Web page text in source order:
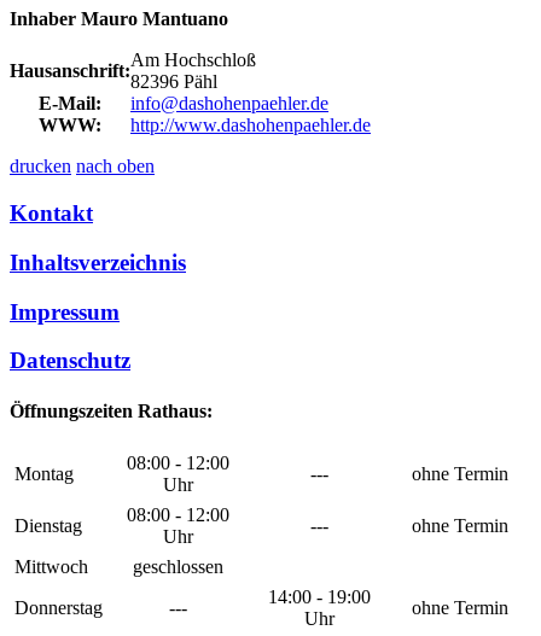
Inhaber Mauro Mantuano
Hausanschrift:
Am Hochschloß
82396 Pähl
E-Mail:
info@dashohenpaehler.de
WWW:
http://www.dashohenpaehler.de
drucken nach oben
Kontakt
Inhaltsverzeichnis
Impressum
Datenschutz
Öffnungszeiten Rathaus:
Montag
08:00 - 12:00
Uhr
--- ohne Termin
Dienstag
08:00 - 12:00
Uhr
---
ohne Termin
Mittwoch
geschlossen
Donnerstag
---
14:00 - 19:00
Uhr
ohne Termin